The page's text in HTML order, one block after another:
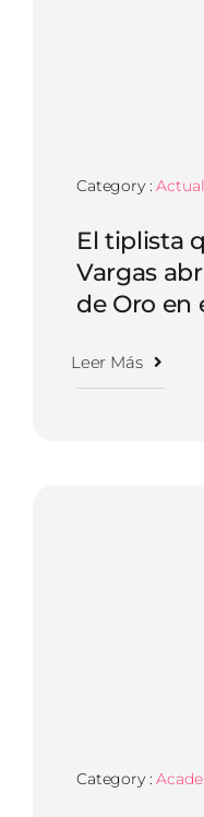
Category :
El tiplista
Vargas
de Oro en
Leer Más
Category :